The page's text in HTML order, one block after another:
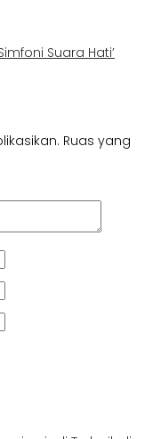
Suara Hati’
Ruas yang